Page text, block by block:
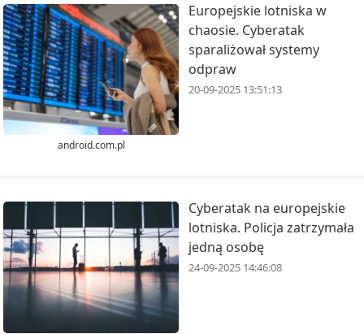
android.com.pl
Europejskie lotniska w
chaosie. Cyberatak
sparaliżował systemy
odpraw
20-09-2025 13:51:13
Cyberatak na europejskie
lotniska. Policja zatrzymała
jedną osobę
24-09-2025 14:46:08